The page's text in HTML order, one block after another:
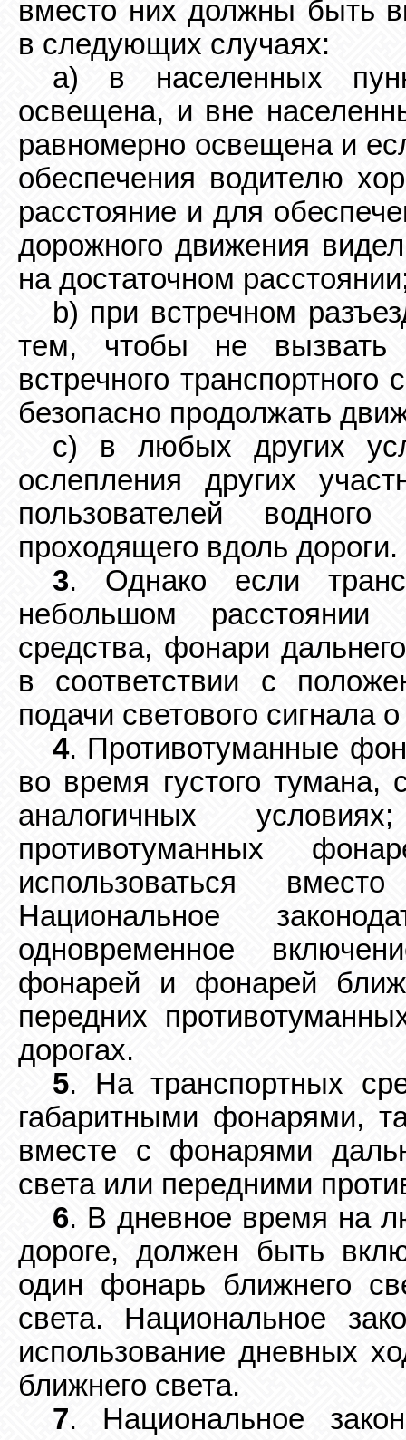
вместо них должны быть
в следующих случаях:
a) в населенных
освещена, и вне
равномерно освещена и
обеспечения водителю
расстояние и для
дорожного движения
на достаточном
b) при встречном
тем, чтобы не вызвать
встречного
безопасно продолжать
c) в любых других
ослепления других
пользователей
проходящего вдоль дороги.
3. Однако если
небольшом расстоянии
средства, фонари
в соответствии с
подачи светового сигнала
4. Противотуманные
во время густого тумана,
аналогичных
противотуманных
использоваться
Национальное
одновременное
фонарей и фонарей
передних
дорогах.
5. На транспортных
габаритными фонарями,
вместе с фонарями
света или передними
6. В дневное время на
дороге, должен быть
один фонарь ближнего
света. Национальное
использование дневных
ближнего света.
7. Национальное